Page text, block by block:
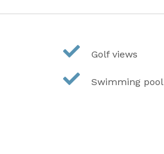
Golf views
Swimming pool